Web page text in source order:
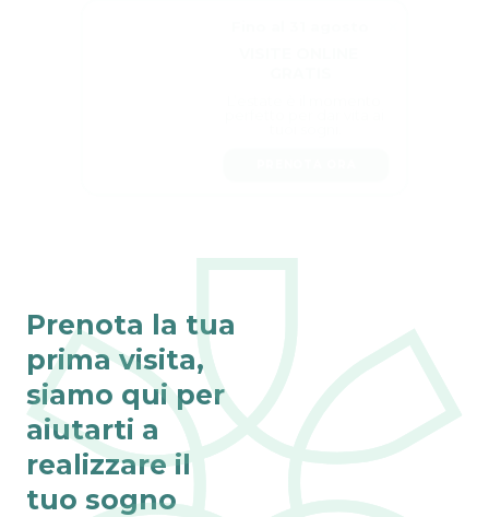
Prenota la tua
prima visita,
siamo qui per
aiutarti a
realizzare il
tuo sogno